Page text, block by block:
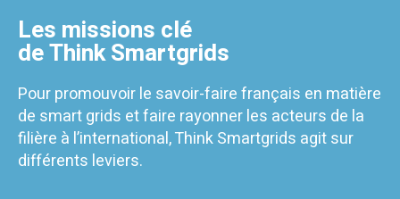
Les missions clé
de Think Smartgrids
Pour promouvoir le savoir-faire français en matière
de smart grids et faire rayonner les acteurs de la
filière à l’international, Think Smartgrids agit sur
différents leviers.